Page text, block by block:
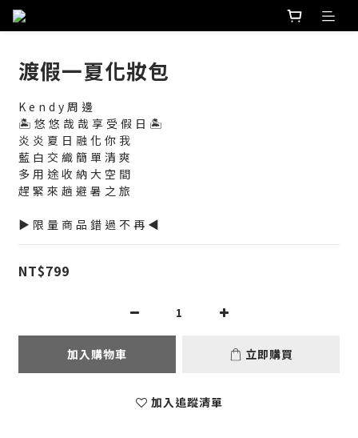
渡假一夏化妝包
Kendy周邊
🏝️悠悠哉哉享受假日🏝️
炎炎夏日融化你我
藍白交織簡單清爽
多用途收納大空間
趕緊來趟避暑之旅
▶限量商品錯過不再◀
NT$799
加入購物車 立即購買
加入追蹤清單